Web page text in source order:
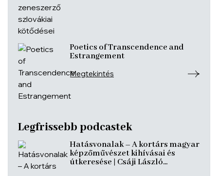
Poetics of Transcendence and
Estrangement
Megtekintés
Legfrissebb podcastek
Hatásvonalak – A kortárs magyar
képzőművészet kihívásai és
útkeresése | Csáji László